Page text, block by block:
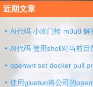
近期文章
AI代码 小米门铃 m3u8 解
AI代码 使用shell对当前目
openwrt set docker pull
使用gluetun将公司的